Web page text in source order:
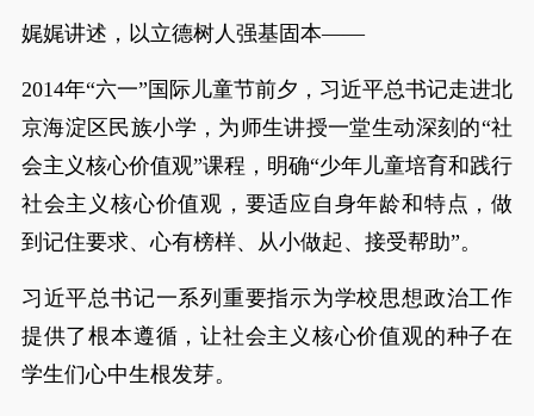
娓娓讲述，以立德树人强基固本——
2014年“六一”国际儿童节前夕，习近平总书记走进北
京海淀区民族小学，为师生讲授一堂生动深刻的“社
会主义核心价值观”课程，明确“少年儿童培育和践行
社会主义核心价值观，要适应自身年龄和特点，做
到记住要求、心有榜样、从小做起、接受帮助”。
习近平总书记一系列重要指示为学校思想政治工作
提供了根本遵循，让社会主义核心价值观的种子在
学生们心中生根发芽。